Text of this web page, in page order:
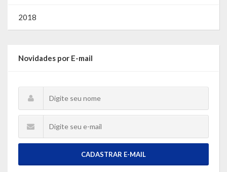
2018
Novidades por E-mail
CADASTRAR E-MAIL